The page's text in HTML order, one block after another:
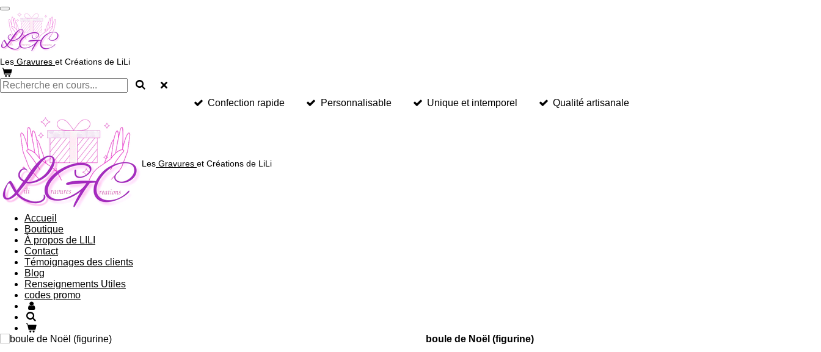
Passer
au
contenu
principal
Les Gravures et Créations de LiLi
Confection rapide Personnalisable Unique et intemporel Qualité artisanale
Les Gravures et Créations de LiLi
Accueil
Boutique
À propos de LILI
Contact
Témoignages des clients
Blog
Renseignements Utiles
codes promo
boule de Noël (figurine)